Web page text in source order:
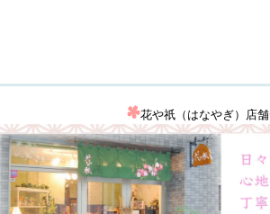
花や祇（はなやぎ）店舗